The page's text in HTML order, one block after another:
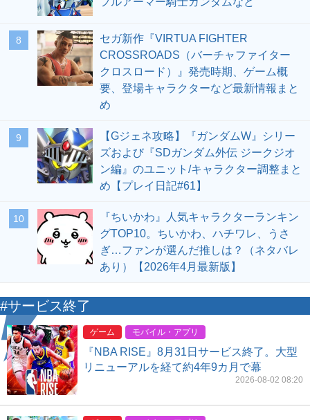
8
セガ新作『VIRTUA FIGHTER
CROSSROADS（バーチャファイター
クロスロード）』発売時期、ゲーム概
要、登場キャラクターなど最新情報まと
め
9
【Gジェネ攻略】『ガンダムW』シリー
ズおよび『SDガンダム外伝 ジークジオ
ン編』のユニット/キャラクター調整まと
め【プレイ日記#61】
10
『ちいかわ』人気キャラクターランキン
グTOP10。ちいかわ、ハチワレ、うさ
ぎ…ファンが選んだ推しは？（ネタバレ
あり）【2026年4月最新版】
#サービス終了
ゲーム モバイル・アプリ
『NBA RISE』8月31日サービス終了。大型
リニューアルを経て約4年9カ月で幕
2026-08-02 08:20